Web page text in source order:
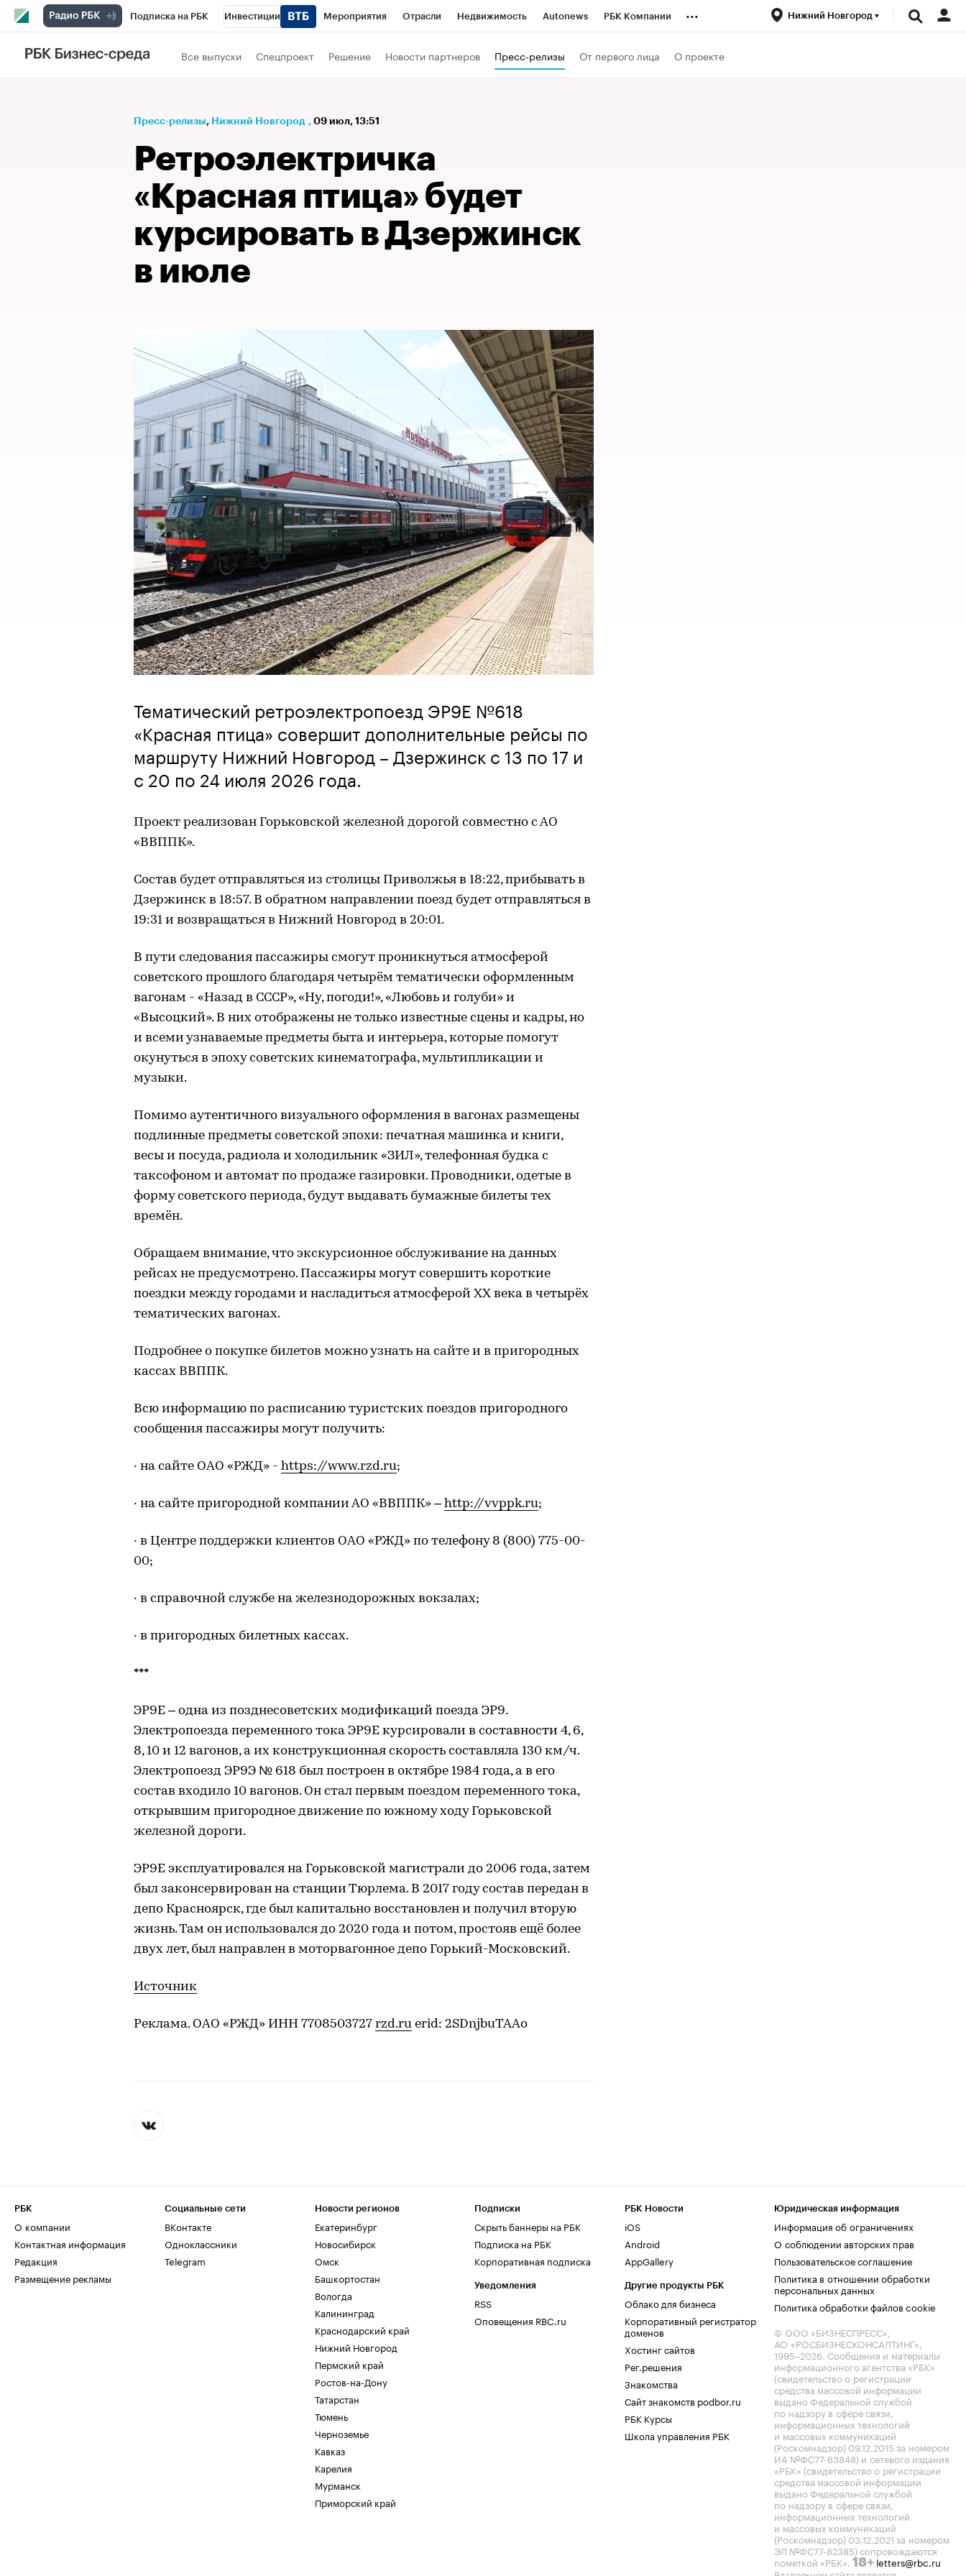
Подписка на РБК Инвестиции Мероприятия Отрасли Недвижимость Autonews РБК Компании
Телеканал
Спецпроекты
Рынок наличной валюты
... Нижний Новгород
Все выпуски Спецпроект Решение Новости партнеров Пресс-релизы От первого лица О проекте
Пресс-релизы⁠, Нижний Новгород , 09 июл, 13:51
Ретроэлектричка
«Красная птица» будет
курсировать в Дзержинск
в июле
Тематический ретроэлектропоезд ЭР9Е №618
«Красная птица» совершит дополнительные рейсы по
маршруту Нижний Новгород – Дзержинск с 13 по 17 и
с 20 по 24 июля 2026 года.
Проект реализован Горьковской железной дорогой совместно с АО
«ВВППК».
Состав будет отправляться из столицы Приволжья в 18:22, прибывать в
Дзержинск в 18:57. В обратном направлении поезд будет отправляться в
19:31 и возвращаться в Нижний Новгород в 20:01.
В пути следования пассажиры смогут проникнуться атмосферой
советского прошлого благодаря четырём тематически оформленным
вагонам - «Назад в СССР», «Ну, погоди!», «Любовь и голуби» и
«Высоцкий». В них отображены не только известные сцены и кадры, но
и всеми узнаваемые предметы быта и интерьера, которые помогут
окунуться в эпоху советских кинематографа, мультипликации и
музыки.
Помимо аутентичного визуального оформления в вагонах размещены
подлинные предметы советской эпохи: печатная машинка и книги,
весы и посуда, радиола и холодильник «ЗИЛ», телефонная будка с
таксофоном и автомат по продаже газировки. Проводники, одетые в
форму советского периода, будут выдавать бумажные билеты тех
времён.
Обращаем внимание, что экскурсионное обслуживание на данных
рейсах не предусмотрено. Пассажиры могут совершить короткие
поездки между городами и насладиться атмосферой XX века в четырёх
тематических вагонах.
Подробнее о покупке билетов можно узнать на сайте и в пригородных
кассах ВВППК.
Всю информацию по расписанию туристских поездов пригородного
сообщения пассажиры могут получить:
· на сайте ОАО «РЖД» - https://www.rzd.ru;
· на сайте пригородной компании АО «ВВППК» – http://vvppk.ru;
· в Центре поддержки клиентов ОАО «РЖД» по телефону 8 (800) 775-00-
00;
· в справочной службе на железнодорожных вокзалах;
· в пригородных билетных кассах.
***
ЭР9Е – одна из позднесоветских модификаций поезда ЭР9.
Электропоезда переменного тока ЭР9Е курсировали в составности 4, 6,
8, 10 и 12 вагонов, а их конструкционная скорость составляла 130 км/ч.
Электропоезд ЭР9Э № 618 был построен в октябре 1984 года, а в его
состав входило 10 вагонов. Он стал первым поездом переменного тока,
открывшим пригородное движение по южному ходу Горьковской
железной дороги.
ЭР9Е эксплуатировался на Горьковской магистрали до 2006 года, затем
был законсервирован на станции Тюрлема. В 2017 году состав передан в
депо Красноярск, где был капитально восстановлен и получил вторую
жизнь. Там он использовался до 2020 года и потом, простояв ещё более
двух лет, был направлен в моторвагонное депо Горький-Московский.
Источник
Реклама. ОАО «РЖД» ИНН 7708503727 rzd.ru erid: 2SDnjbuTAAo
РБК
О компании
Контактная информация
Редакция
Размещение рекламы
Социальные сети
ВКонтакте
Одноклассники
Telegram
Новости регионов
Екатеринбург
Новосибирск
Омск
Башкортостан
Вологда
Калининград
Краснодарский край
Нижний Новгород
Пермский край
Ростов-на-Дону
Татарстан
Тюмень
Черноземье
Кавказ
Карелия
Мурманск
Приморский край
Подписки
Скрыть баннеры на РБК
Подписка на РБК
Корпоративная подписка
Уведомления
RSS
Оповещения RBC.ru
РБК Новости
iOS
Android
AppGallery
Другие продукты РБК
Облако для бизнеса
Корпоративный регистратор
доменов
Хостинг сайтов
Рег.решения
Знакомства
Сайт знакомств podbor.ru
РБК Курсы
Школа управления РБК
Юридическая информация
Информация об ограничениях
О соблюдении авторских прав
Пользовательское соглашение
Политика в отношении обработки
персональных данных
Политика обработки файлов cookie
© ООО «БИЗНЕСПРЕСС»,
АО «РОСБИЗНЕСКОНСАЛТИНГ»,
1995–2026. Сообщения и материалы
информационного агентства «РБК»
(свидетельство о регистрации
средства массовой информации
выдано Федеральной службой
по надзору в сфере связи,
информационных технологий
и массовых коммуникаций
(Роскомнадзор) 09.12.2015 за номером
ИА №ФС77-63848) и сетевого издания
«РБК» (свидетельство о регистрации
средства массовой информации
выдано Федеральной службой
по надзору в сфере связи,
информационных технологий
и массовых коммуникаций
(Роскомнадзор) 03.12.2021 за номером
ЭЛ №ФС77-82385) сопровождаются
пометкой «РБК». 18+ letters@rbc.ru